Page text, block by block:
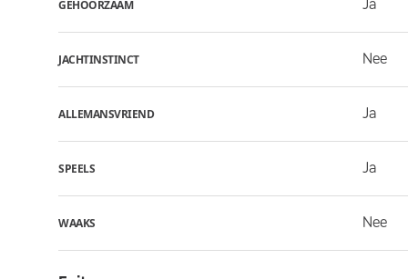
GEHOORZAAM Ja
JACHTINSTINCT Nee
ALLEMANSVRIEND Ja
SPEELS Ja
WAAKS Nee